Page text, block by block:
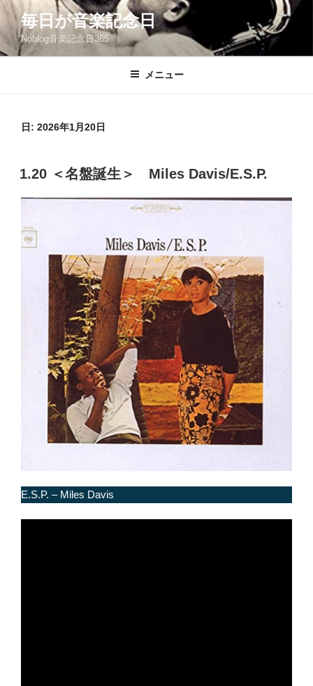
コ
テ
ン
毎日が音楽記念日
Noblog音楽記念日365
メニュー
日: 2026年1月20日
投
稿
1.20 ＜名盤誕生＞ Miles Davis/E.S.P.
E.S.P. – Miles Davis